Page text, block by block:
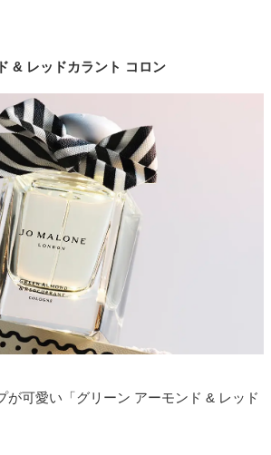
& レッドカラント コロン
が可愛い「グリーン アーモンド & レッド